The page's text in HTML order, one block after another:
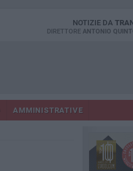
NOTIZIE DA
DIRETTORE ANTONIO
AMMINISTRATIVE